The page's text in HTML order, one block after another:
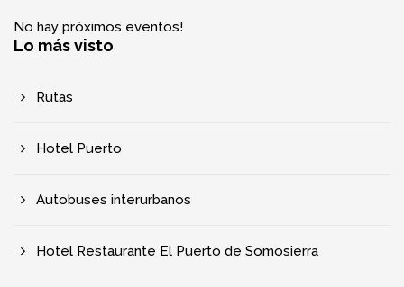
No hay próximos eventos!
Lo más visto
Rutas
Hotel Puerto
Autobuses interurbanos
Hotel Restaurante El Puerto de Somosierra